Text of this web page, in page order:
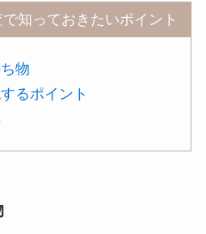
知っておきたいポイント
物
るポイント